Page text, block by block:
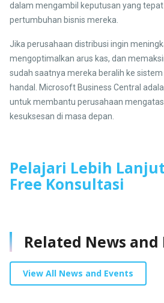
dalam mengambil keputusan yang
pertumbuhan bisnis mereka.
Jika perusahaan distribusi ingin
mengoptimalkan arus kas, dan
sudah saatnya mereka beralih ke sistem
handal. Microsoft Business Central
untuk membantu perusahaan
kesuksesan di masa depan.
Pelajari Lebih Lanjut
Free Konsultasi
Related News and
View All News and Events